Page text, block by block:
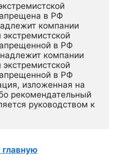
в РФ
компании
в РФ
компании
в РФ
изложенная на
рекомендательный
руководством к
главную